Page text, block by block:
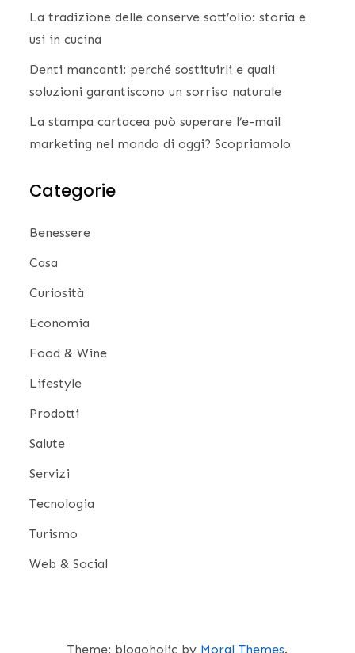
La tradizione delle conserve sott’olio: storia e
usi in cucina
Denti mancanti: perché sostituirli e quali
soluzioni garantiscono un sorriso naturale
La stampa cartacea può superare l’e-mail
marketing nel mondo di oggi? Scopriamolo
Categorie
Benessere
Casa
Curiosità
Economia
Food & Wine
Lifestyle
Prodotti
Salute
Servizi
Tecnologia
Turismo
Web & Social
Theme: blogoholic by Moral Themes.